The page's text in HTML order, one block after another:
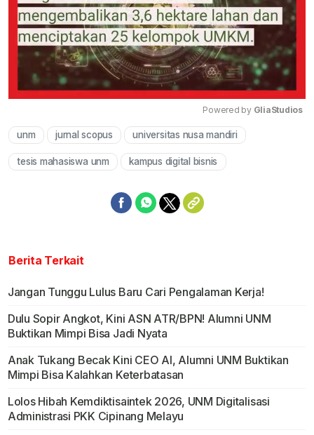
Powered by GliaStudios
unm jurnal scopus universitas nusa mandiri
tesis mahasiswa unm kampus digital bisnis
Berita Terkait
Jangan Tunggu Lulus Baru Cari Pengalaman Kerja!
Dulu Sopir Angkot, Kini ASN ATR/BPN! Alumni UNM
Buktikan Mimpi Bisa Jadi Nyata
Anak Tukang Becak Kini CEO AI, Alumni UNM Buktikan
Mimpi Bisa Kalahkan Keterbatasan
Lolos Hibah Kemdiktisaintek 2026, UNM Digitalisasi
Administrasi PKK Cipinang Melayu